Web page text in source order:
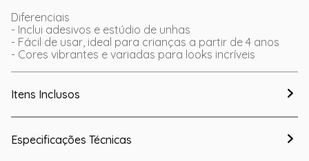
Diferenciais
- Inclui adesivos e estúdio de unhas
- Fácil de usar, ideal para crianças a partir de 4 anos
- Cores vibrantes e variadas para looks incríveis
Itens Inclusos
Especificações Técnicas